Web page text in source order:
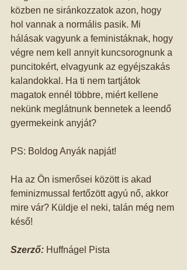
közben ne siránkozzatok azon, hogy
hol vannak a normális pasik. Mi
hálásak vagyunk a feministáknak, hogy
végre nem kell annyit kuncsorognunk a
puncitokért, elvagyunk az egyéjszakás
kalandokkal. Ha ti nem tartjátok
magatok ennél többre, miért kellene
nekünk meglátnunk bennetek a leendő
gyermekeink anyját?
PS: Boldog Anyák napját!
Ha az Ön ismerősei között is akad
feminizmussal fertőzött agyú nő, akkor
mire vár? Küldje el neki, talán még nem
késő!
Szerző: Huffnágel Pista